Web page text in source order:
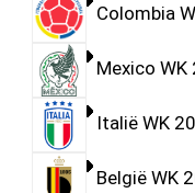
Colombia
Mexico
Italië WK
België WK